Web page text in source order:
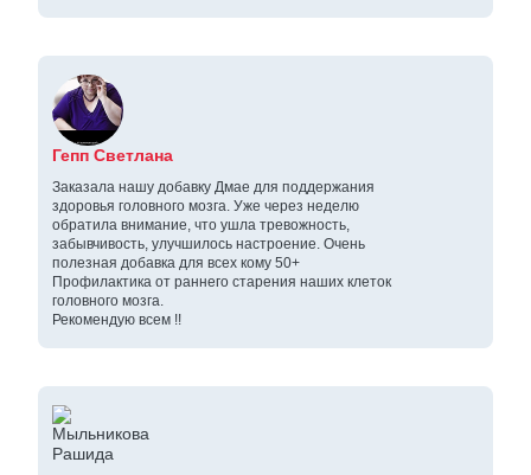
Гепп Светлана
Заказала нашу добавку Дмае для поддержания
здоровья головного мозга. Уже через неделю
обратила внимание, что ушла тревожность,
забывчивость, улучшилось настроение. Очень
полезная добавка для всех кому 50+
Профилактика от раннего старения наших клеток
головного мозга.
Рекомендую всем !!